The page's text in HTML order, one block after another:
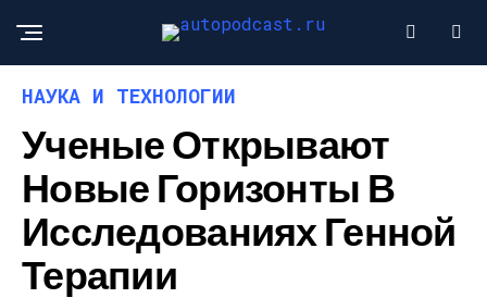
НАУКА И ТЕХНОЛОГИИ
Ученые Открывают
Новые Горизонты В
Исследованиях Генной
Терапии